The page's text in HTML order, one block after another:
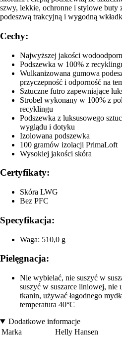
szwy, lekkie, ochronne i stylowe buty
podeszwą trakcyjną i wygodną
Cechy:
Najwyższej jakości
Podszewka w 100% z
Wulkanizowana gumowa
przyczepność i odporność na
Sztuczne futro zapewniające
Strobel wykonany w 100% z
recyklingu
Podszewka z luksusowego
wyglądu i dotyku
Izolowana podszewka
100 gramów izolacji PrimaLoft
Wysokiej jakości skóra
Certyfikaty:
Skóra LWG
Bez PFC
Specyfikacja:
Waga: 510,0 g
Pielęgnacja:
Nie wybielać, nie suszyć w
suszyć w suszarce liniowej, nie
tkanin, używać łagodnego
temperatura 40°C
Dodatkowe informacje
Marka
Helly Hansen